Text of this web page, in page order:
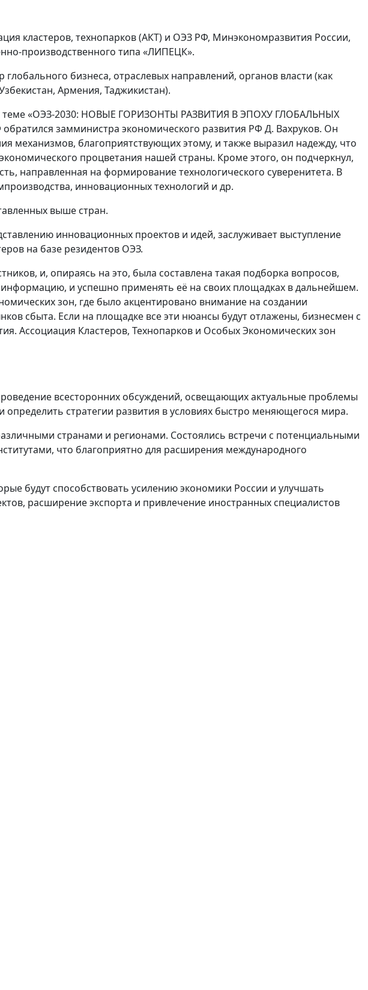
кластеров, технопарков (АКТ) и ОЭЗ РФ, Минэкономразвития России,
производственного типа «ЛИПЕЦК».
бизнеса, отраслевых направлений, органов власти (как
Армения, Таджикистан).
теме «ОЭЗ-2030: НОВЫЕ ГОРИЗОНТЫ РАЗВИТИЯ В ЭПОХУ ГЛОБАЛЬНЫХ
замминистра экономического развития РФ Д. Вахруков. Он
механизмов, благоприятствующих этому, и также выразил надежду, что
процветания нашей страны. Кроме этого, он подчеркнул,
направленная на формирование технологического суверенитета. В
инновационных технологий и др.
выше стран.
инновационных проектов и идей, заслуживает выступление
на базе резидентов ОЭЗ.
и, опираясь на это, была составлена такая подборка вопросов,
и успешно применять её на своих площадках в дальнейшем.
зон, где было акцентировано внимание на создании
сбыта. Если на площадке все эти нюансы будут отлажены, бизнесмен с
Ассоциация Кластеров, Технопарков и Особых Экономических зон
всесторонних обсуждений, освещающих актуальные проблемы
стратегии развития в условиях быстро меняющегося мира.
странами и регионами. Состоялись встречи с потенциальными
что благоприятно для расширения международного
будут способствовать усилению экономики России и улучшать
расширение экспорта и привлечение иностранных специалистов